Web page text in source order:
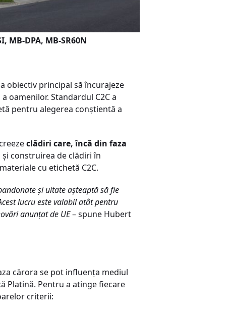
MB-DPA, MB-SR60N
obiectiv principal să încurajeze
oamenilor. Standardul C2C a
pentru alegerea conștientă a
clădiri care, încă din faza
construirea de clădiri în
cu etichetă C2C.
și uitate așteaptă să fie
lucru este valabil atât pentru
anunțat de UE– spune Hubert
cărora se pot influența mediul
Platină. Pentru a atinge fiecare
criterii: